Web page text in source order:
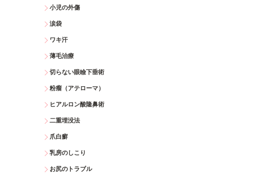
小児の外傷
涙袋
ワキ汗
薄毛治療
切らない眼瞼下垂術
粉瘤（アテローマ）
ヒアルロン酸隆鼻術
二重埋没法
爪白癬
乳房のしこり
お尻のトラブル